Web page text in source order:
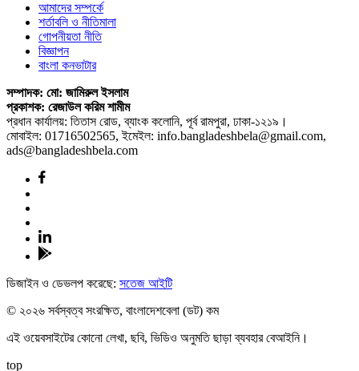
আমাদের সম্পর্কে
শর্তাবলি ও নীতিমালা
গোপনীয়তা নীতি
বিজ্ঞাপন
বাংলা কনভাটার
সম্পাদক: মো: জামিরুল ইসলাম
প্রকাশক: রেজাউল করিম শামীম
প্রধান কার্যালয়: তিতাস রোড, ব্যাংক কলোনি, পূর্ব রামপুরা, ঢাকা-১২১৯।
মোবাইল: 01716502565, ইমেইল: info.bangladeshbela@gmail.com,
ads@bangladeshbela.com
ডিজাইন ও ডেভলপ করেছে: সতেজ আইটি
© ২০২৬ সর্বস্বত্ব সংরক্ষিত, বাংলাদেশবেলা (ডট) কম
এই ওয়েবসাইটের কোনো লেখা, ছবি, ভিডিও অনুমতি ছাড়া ব্যবহার বেআইনি।
top